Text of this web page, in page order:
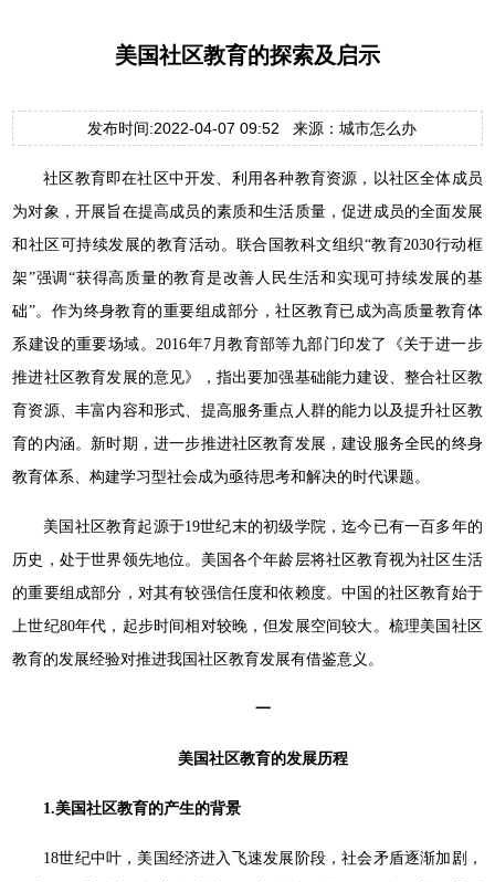
美国社区教育的探索及启示
发布时间:2022-04-07 09:52 来源：城市怎么办
社区教育即在社区中开发、利用各种教育资源，以社区全体成员
为对象，开展旨在提高成员的素质和生活质量，促进成员的全面发展
和社区可持续发展的教育活动。联合国教科文组织“教育2030行动框
架”强调“获得高质量的教育是改善人民生活和实现可持续发展的基
础”。作为终身教育的重要组成部分，社区教育已成为高质量教育体
系建设的重要场域。2016年7月教育部等九部门印发了《关于进一步
推进社区教育发展的意见》，指出要加强基础能力建设、整合社区教
育资源、丰富内容和形式、提高服务重点人群的能力以及提升社区教
育的内涵。新时期，进一步推进社区教育发展，建设服务全民的终身
教育体系、构建学习型社会成为亟待思考和解决的时代课题。
美国社区教育起源于19世纪末的初级学院，迄今已有一百多年的
历史，处于世界领先地位。美国各个年龄层将社区教育视为社区生活
的重要组成部分，对其有较强信任度和依赖度。中国的社区教育始于
上世纪80年代，起步时间相对较晚，但发展空间较大。梳理美国社区
教育的发展经验对推进我国社区教育发展有借鉴意义。
一
美国社区教育的发展历程
1.美国社区教育的产生的背景
18世纪中叶，美国经济进入飞速发展阶段，社会矛盾逐渐加剧，